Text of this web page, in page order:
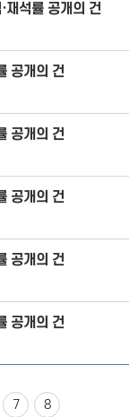
재석률 공개의 건
공개의 건
공개의 건
공개의 건
공개의 건
공개의 건
7 8